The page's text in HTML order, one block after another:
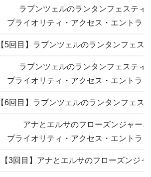
ラプンツェルのランタンフェスティ
プライオリティ・アクセス・エントラ
【5回目】ラプンツェルのランタンフェス
ラプンツェルのランタンフェスティ
プライオリティ・アクセス・エントラ
【6回目】ラプンツェルのランタンフェス
アナとエルサのフローズンジャー
プライオリティ・アクセス・エントラ
【3回目】アナとエルサのフローズンジ